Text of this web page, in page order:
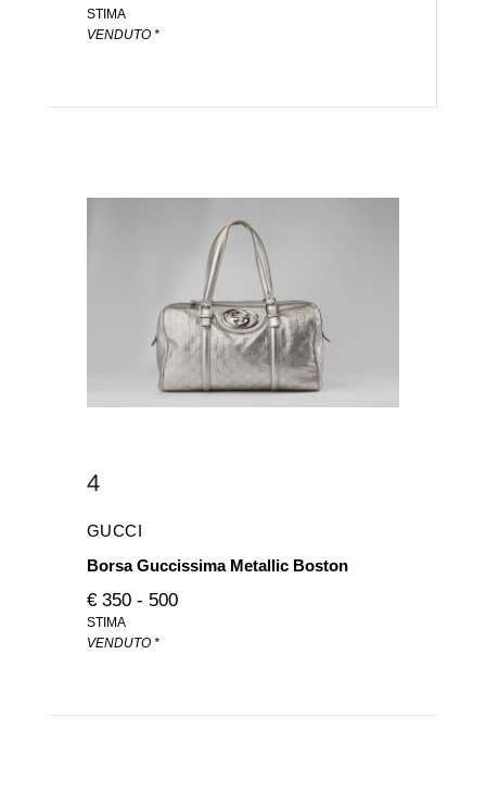
STIMA
VENDUTO *
4
GUCCI
Borsa Guccissima Metallic Boston
€ 350 - 500
STIMA
VENDUTO *